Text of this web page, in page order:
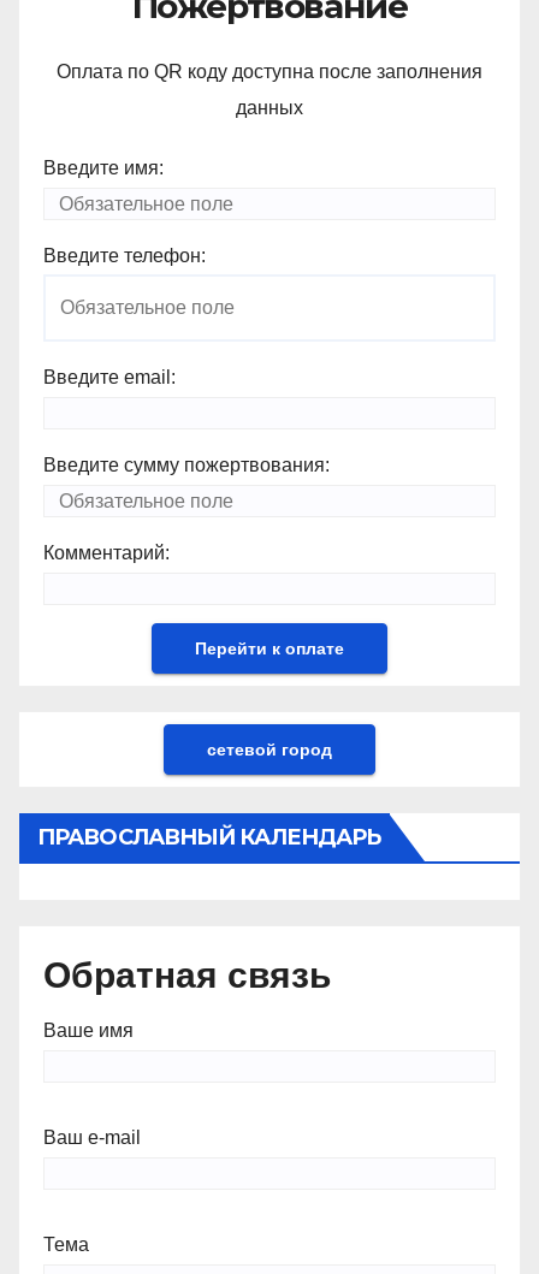
Оплата по QR коду доступна после заполнения
данных
Введите имя:
Введите телефон:
Введите email:
Введите сумму пожертвования:
Комментарий:
сетевой город
ПРАВОСЛАВНЫЙ КАЛЕНДАРЬ
Обратная связь
Ваше имя
Ваш e-mail
Тема